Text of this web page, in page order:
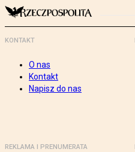
KONTAKT
O nas
Kontakt
Napisz do nas
REKLAMA I PRENUMERATA